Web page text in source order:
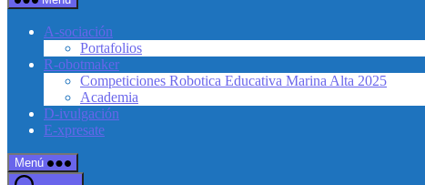
A-sociación
Portafolios
R-obotmaker
Competiciones Robotica Educativa Marina Alta 2025
Academia
D-ivulgación
E-xpresate
Menú